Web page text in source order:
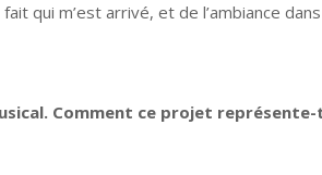
qui m’est arrivé, et de l’ambiance
Comment ce projet